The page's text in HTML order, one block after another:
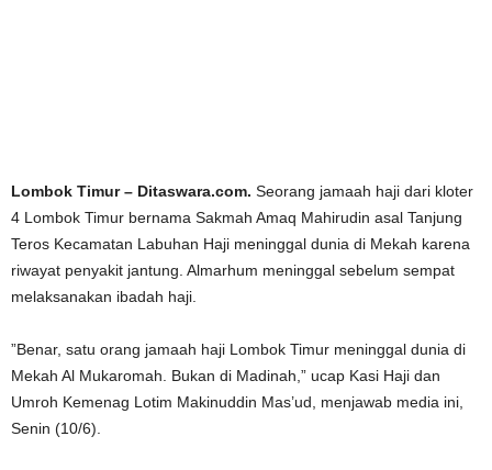
Lombok Timur – Ditaswara.com. Seorang jamaah haji dari kloter
4 Lombok Timur bernama Sakmah Amaq Mahirudin asal Tanjung
Teros Kecamatan Labuhan Haji meninggal dunia di Mekah karena
riwayat penyakit jantung. Almarhum meninggal sebelum sempat
melaksanakan ibadah haji.
”Benar, satu orang jamaah haji Lombok Timur meninggal dunia di
Mekah Al Mukaromah. Bukan di Madinah,” ucap Kasi Haji dan
Umroh Kemenag Lotim Makinuddin Mas’ud, menjawab media ini,
Senin (10/6).